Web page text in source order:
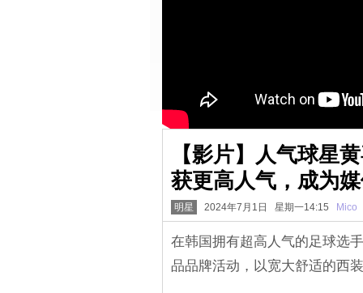
【影片】人气球星
获更高人气，成为
明星 2024年7月1日 星期一14:15 Mico
在韩国拥有超高人气的足球选
品品牌活动，以宽大舒适的西